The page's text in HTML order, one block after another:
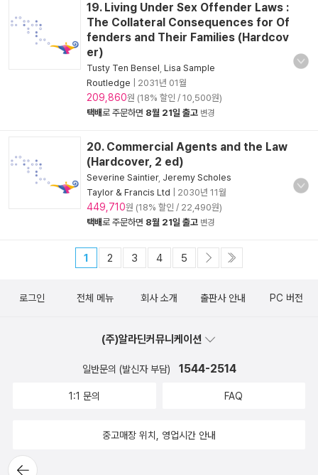
19. Living Under Sex Offender Laws :
The Collateral Consequences for Of
fenders and Their Families (Hardcov
er)
Tusty Ten Bensel Lisa Sample
Routledge
2031년 01월
209,860원 (18% 할인 / 10,500원)
택배로 주문하면 8월 21일 출고 변경
20. Commercial Agents and the Law
(Hardcover, 2 ed)
Severine Saintier, Jeremy Scholes
Taylor & Francis Ltd
2030년 11월
449,710원 (18% 할인 / 22,490원)
택배로 주문하면 8월 21일 출고 변경
1 2 3 4 5
뒤로가
로그인 전체 메뉴 회사 소개 출판사 안내 PC 버전
(주)알라딘커뮤니케이션
일반문의 (발신자 부담) 1544-2514
1:1 문의 FAQ
중고매장 위치, 영업시간 안내